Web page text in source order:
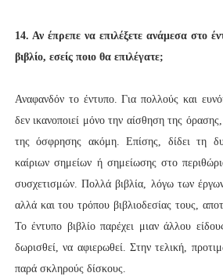
14. Αν έπρεπε να επιλέξετε ανάμεσα στο
βιβλίο, εσείς ποιο θα επιλέγατε;
Αναφανδόν το έντυπο. Για πολλούς και
δεν ικανοποιεί μόνο την αίσθηση της
της όσφρησης ακόμη. Επίσης, δίδει τη
καίριων σημείων ή σημείωσης στο
συσχετισμών. Πολλά βιβλία, λόγω των
αλλά και του τρόπου βιβλιοδεσίας τους,
Το έντυπο βιβλίο παρέχει μιαν άλλου
δωρισθεί, να αφιερωθεί. Στην τελική,
παρά σκληρούς δίσκους.